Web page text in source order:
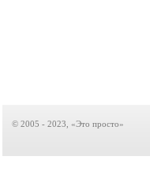
© 2005 - 2023, «Это просто»